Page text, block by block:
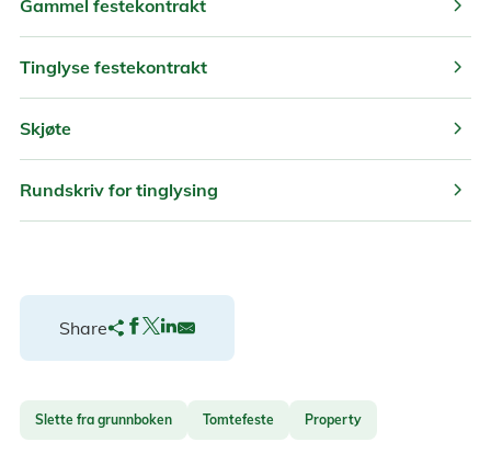
Gammel festekontrakt
Tinglyse festekontrakt chevron_right
Skjøte chevron_right
Rundskriv for tinglysing chevron_right
Share
Slette fra grunnboken Tomtefeste Property